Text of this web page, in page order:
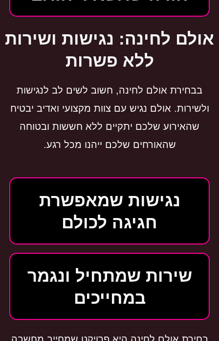
אולם לחינה: נגישות ושירות
ללא פשרות
בבחירת אולם לחינה, חשוב לשים לב לנגישות
ולשירות. אולם נגיש עם צוות מקצועי ואדיב יבטיח
שהאירוע שלכם יתקיים ללא חששות ובטוחה
שהאורחים שלכם ייהנו מכל רגע.
נגישות שמאפשרת
חגיגה לכולם
שירות שמתחיל ונגמר
במחייכים